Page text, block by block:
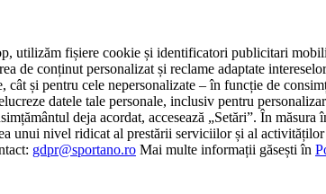
utilizăm fișiere cookie și identificatori publicitari
de conținut personalizat și reclame adaptate
și pentru cele nepersonalizate – în funcție de
datele tale personale, inclusiv pentru
deja acordat, accesează „Setări”. În
unui nivel ridicat al prestării serviciilor și al
gdpr@sportano.ro Mai multe informații găsești în